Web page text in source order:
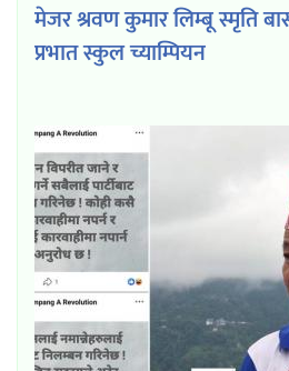
मेजर श्रवण कुमार लिम्बू स्मृति
प्रभात स्कुल च्याम्पियन